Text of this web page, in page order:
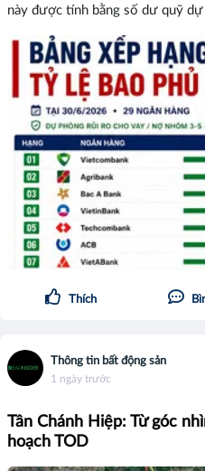
này được tính bằng số dư quỹ
Thích
Thông tin bất động sản
1 ngày trước
Tân Chánh Hiệp: Từ góc
hoạch TOD